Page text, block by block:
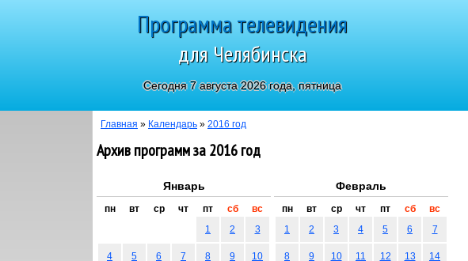
Программа телевидения
для Челябинска
Сегодня 7 августа 2026 года, пятница
Главная » Календарь » 2016 год
Архив программ за 2016 год
Январь
пн вт ср чт пт сб
вс
1
2 3
4 5 6 7 8 9 10
Февраль
пн вт ср чт пт сб
вс
1
2 3 4 5 6 7
8 9 10 11 12 13 14